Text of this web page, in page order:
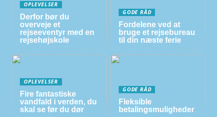
OPLEVELSER
Derfor bør du
overveje et
rejseeventyr med en
rejsehøjskole
GODE RÅD
Fordelene ved at
bruge et rejsebureau
til din næste ferie
OPLEVELSER
Fire fantastiske
vandfald i verden, du
skal se før du dør
GODE RÅD
Fleksible
betalingsmuligheder